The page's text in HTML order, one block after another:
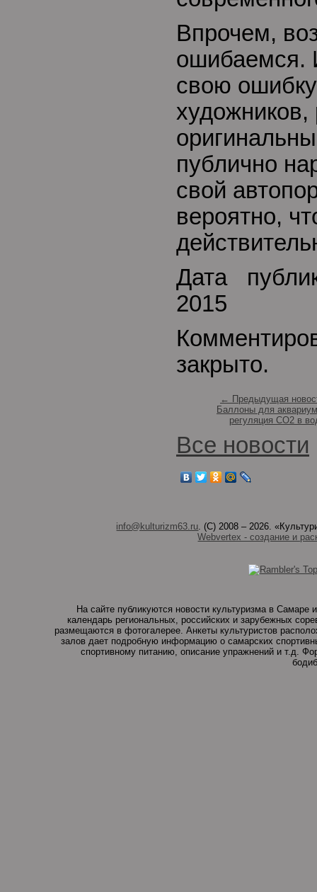
Впрочем,
ошибаемся.
свою
публично
свой
вероятно,
Дата
2015
закрыто.
← Предыдущая
Баллоны для
регуляция СО2 в
Все новости
info@kulturizm63.ru. (C) 2008 – 2026.
Webvertex - создание и
На сайте публикуются новости культуризма в
календарь региональных, российских и зарубежных
размещаются в фотогалерее. Анкеты культуристов
залов дает подробную информацию о самарских
спортивному питанию, описание упражнений и т.д.